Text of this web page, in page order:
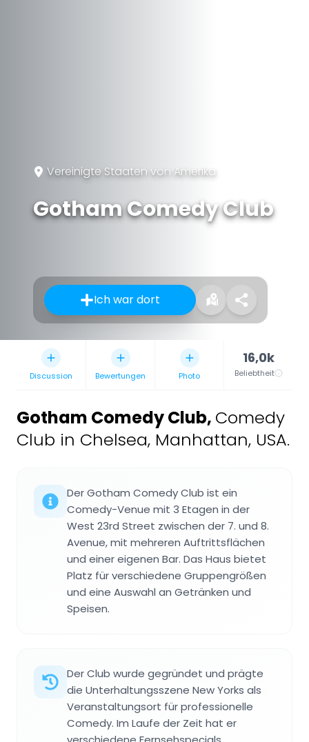
Vereinigte Staaten von Amerika
Gotham Comedy Club
Ich war dort
Discussion Bewertungen Photo
16,0k
Beliebtheit
Gotham Comedy Club, Comedy
Club in Chelsea, Manhattan, USA.
Der Gotham Comedy Club ist ein
Comedy-Venue mit 3 Etagen in der
West 23rd Street zwischen der 7. und 8.
Avenue, mit mehreren Auftrittsflächen
und einer eigenen Bar. Das Haus bietet
Platz für verschiedene Gruppengrößen
und eine Auswahl an Getränken und
Speisen.
Der Club wurde gegründet und prägte
die Unterhaltungsszene New Yorks als
Veranstaltungsort für professionelle
Comedy. Im Laufe der Zeit hat er